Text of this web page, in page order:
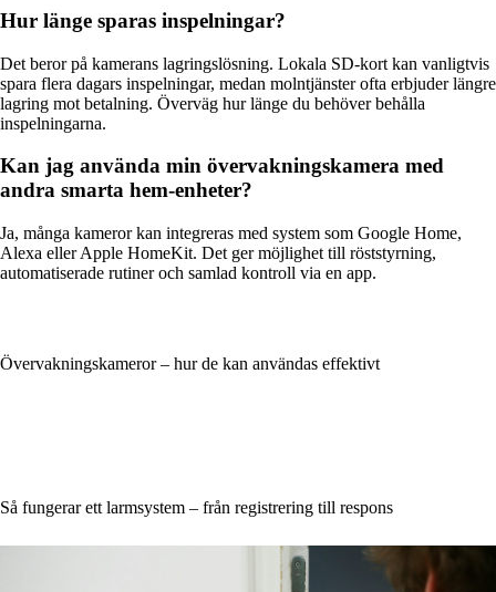
Hur länge sparas inspelningar?
Det beror på kamerans lagringslösning. Lokala SD-kort kan vanligtvis
spara flera dagars inspelningar, medan molntjänster ofta erbjuder längre
lagring mot betalning. Överväg hur länge du behöver behålla
inspelningarna.
Kan jag använda min övervakningskamera med
andra smarta hem-enheter?
Ja, många kameror kan integreras med system som Google Home,
Alexa eller Apple HomeKit. Det ger möjlighet till röststyrning,
automatiserade rutiner och samlad kontroll via en app.
Övervakningskameror – hur de kan användas effektivt
Så fungerar ett larmsystem – från registrering till respons